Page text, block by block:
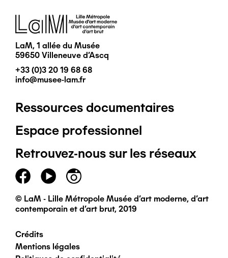
Image
LaM, 1 allée du Musée
59650 Villeneuve d'Ascq
+33 (0)3 20 19 68 68
info@musee-lam.fr
Pied
de
page
principal
Ressources documentaires
Espace professionnel
Retrouvez-nous sur les réseaux
© LaM - Lille Métropole Musée d'art moderne, d'art
contemporain et d'art brut, 2019
Pied
Crédits
Mentions légales